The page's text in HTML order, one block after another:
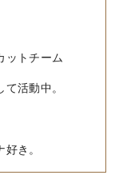
ットチーム
活動中。
き。